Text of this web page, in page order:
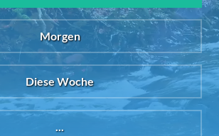
Morgen
Diese Woche